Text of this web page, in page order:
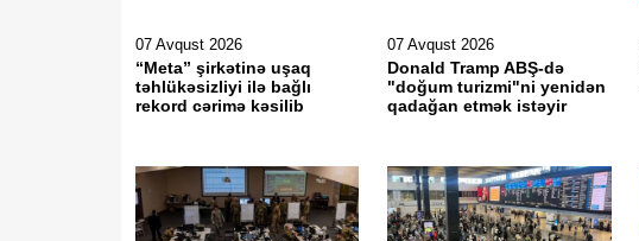
07 Avqust 2026
“Meta” şirkətinə uşaq
təhlükəsizliyi ilə bağlı
rekord cərimə kəsilib
07 Avqust 2026
Donald Tramp ABŞ-də
"doğum turizmi"ni yenidən
qadağan etmək istəyir